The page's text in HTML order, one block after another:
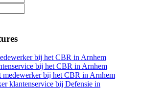
bij het CBR in Arnhem
bij het CBR in Arnhem
medewerker bij het CBR in Arnhem
klantenservice bij Defensie in